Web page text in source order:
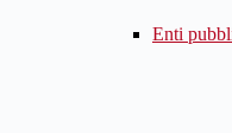
Enti